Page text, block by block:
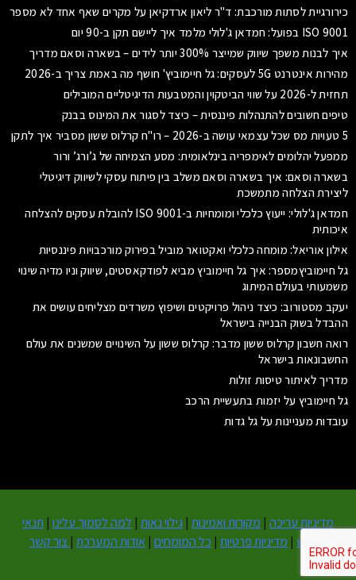
כירורגיית לסתות מורכבת: ד"ר ליאון ארדקיאן על מקרים שאף אחד לא מספר
ISO 9001 בפועל: חמדאן ג'לולי מלמד איך ליישם תקן ב-90 יום
איך לבנות משפך שיווק שמייצר 300% יותר לידים – בשארה וסאם מדריך
מהירות אינטרנט 5G לעסקים: גל חיימוביץ' חושף מה באמת צריך ב-2026
תחזית ל-2026 על שווי הביטקוין והמטבעות הדיגיטליים המובילים
טיפים חשובים להתנהלות פיננסית – כיצד לסגור את המינוס בבנק
5 טעויות מס שכל עצמאי עושה ב-2026 – רו"ח קרלוס ששון מסביר איך לתקן
ממפעל יהלומים לאימפריה בינלאומית: מסע הצמיחה של ג’ורג’ ורור
בשארה וסאם: איך בשארה וסאם משלב בין פיתוח עסקי לשיווק דיגיטלי
ליצירת הצלחה מתמשכת
חמדאן ג'לולי: ייעוץ כלכלי ומומחיות ב-ISO 9001 להובלת עסקים להצלחה
איכותית
אילון אוריאל: מומחה כלכלי ואקטואר מוביל בפירוק מורכבויות פיננסיות
גל חיימוביץמספר: איך גל חיימוביץ מביא לפודקאסטים, שיווק וניו מדיה שינוי
משמעותי בעולם המיתוג
יעקב מסטורוב: כיצד ניהול פרויקטים ושיפוץ משרדים מצליחים עושים את
ההבדל בשוק הבנייה בישראל
רואה חשבון קרלוס ששון מדבר: קרלוס ששון על השינויים שמשנים את עולם
החשבונאות בישראל
מדריך לאיתור טיסות זולות
גל חיימוביץ על יזמות בתעשיית הרכב
עובדות מעניינות על גל גדות
מדיניות עריכה | מקורות ואמינות | גילוי נאות | למה לסמוך עלינו | תנאי
שימוש | מדיניות פרטיות | כל המומחים | אודות המערכת | צור קשר